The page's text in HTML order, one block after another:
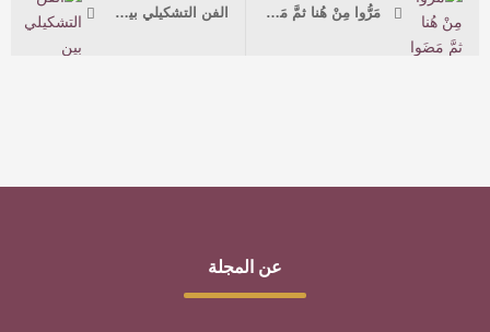
مَرُّوا مِنْ هُنا ثمَّ مَضَوا الفن التشكيلي بين الواسطي والرسوم الصخرية (1): الفنان عبدالله الشيخ أنموذجًا
عن المجلة